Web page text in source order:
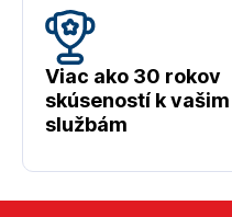
Viac ako 30 rokov
skúseností k vašim
službám